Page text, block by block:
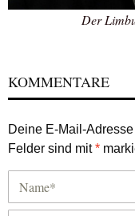
Der
KOMMENTARE
Deine E-Mail-
Felder sind mit*